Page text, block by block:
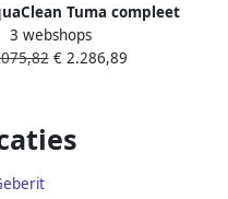
Tuma compleet
wandcloset met
zitting alpien wit
3 webshops
€ 2.286,89